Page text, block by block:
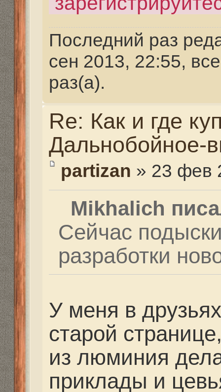
partizan» 23 фев 2021,
Mikhalich писал(а):
Сейчас подыскиваю
разработки нового
У меня в друзьях, в
старой странице,
из люминия делали
приклады и цевья на
карабины. Мне они
были... После того,
страничку, они
Попробую их
обещаю... Люди
известных
нужно, то я поищу...
Re: Как и где купить
Дальнобойное-